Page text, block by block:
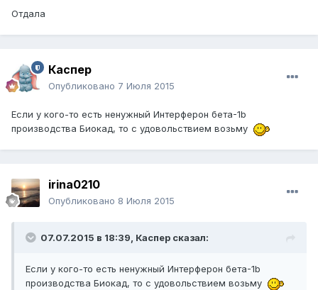
Отдала
Каспер
Опубликовано 7 Июля 2015
Если у кого-то есть ненужный Интерферон бета-1b
производства Биокад, то с удовольствием возьму
irina0210
Опубликовано 8 Июля 2015
07.07.2015 в 18:39, Каспер сказал:
Если у кого-то есть ненужный Интерферон бета-1b
производства Биокад, то с удовольствием возьму